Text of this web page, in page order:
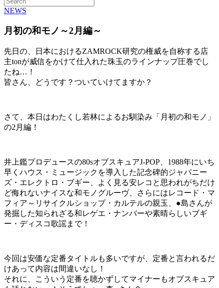
NEWS
月初の和モノ～2月編～
先日の、日本におけるZAMROCK研究の権威を自称する店
主tonが威信をかけて仕入れた珠玉のラインナップ圧巻でし
たね…！
皆さん、どうです？ついていけてますか？
さて、本日はわたくし若林によるお馴染み「月初の和モノ」
の2月編！
井上鑑プロデュースの80sオブスキュアJ-POP、1988年にいち
早くハウス・ミュージックを導入した記念碑的ジャパニー
ズ・エレクトロ・ブギー、よく見る安レコと思われがちだけ
ど侮れないナイスな和モノグルーヴ、さらにはレコード・マ
フィア～リサイクルショップ・カルテルの親玉、●島さんが
発掘した知られざる和レゲエ・ナンバーや素晴らしいブギ
ー・ディスコ歌謡まで！
今回は安価な定番タイトルも多いですが、定番と言われるだ
けあって内容は間違いなし！
それに、こういう定番を聴かずしてマイナーもオブスキュア